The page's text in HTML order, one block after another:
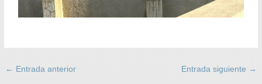
← Entrada anterior Entrada siguiente →